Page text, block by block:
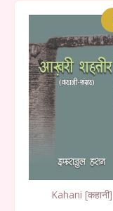
Kahani [कहानी]